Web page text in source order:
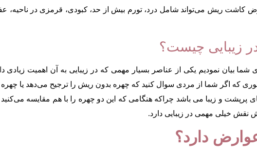
ابرو
ابرو
به روش
کاشت ابرو
کاشت ابرو
به روش
LHE
کاشت ریش می‌تواند شامل درد، تورم بیش از حد، کبودی، قرمزی در ناحیه،
زیبایی چیست؟
بیان نمودیم یکی از عناصر بسیار مهمی که در زیبایی به آن اهمیت زیادی
که اگر شما از مردی سوال کنید که چهره بدون ریش را ترجیح می‌دهد یا
پرپشت و زیبا می باشد چراکه هنگامی که این دو چهره را با هم مقایسه
نقش خیلی مهمی در زیبایی دارد.
دارد؟